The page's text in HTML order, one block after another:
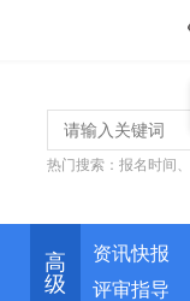
热门搜索： 报名时间 、
高
级
资讯快报
评审指导